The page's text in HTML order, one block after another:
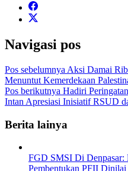
Navigasi pos
Pos sebelumnya Aksi Damai
Menuntut Kemerdekaan
Pos berikutnya Hadiri
Intan Apresiasi Inisiatif RSUD
Berita lainya
FGD SMSI Di Denpasar:
Pembentukan PFII